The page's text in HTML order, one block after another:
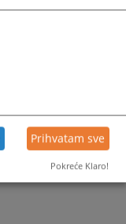
Prihvatam sve
Pokreće Klaro!